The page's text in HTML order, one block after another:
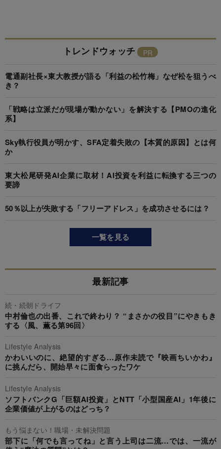
トレンドウォッチ
電通副社長×東大教授が語る「利益の松竹梅」なぜ松を狙うべ
き？
「戦略は立派だが現場が動かない」を解決する【PMOの進化
系】
Sky執行役員が明かす、SFA定着失敗の【本質的原因】とは何
か
東大松尾研発AI企業に取材！AI投資を利益に転換する三つの
要諦
50％以上が失敗する「フリーアドレス」を成功させるには？
一覧を見る
最新記事
続・続朝ドライフ
中村倫也の出番、これで終わり？ “まさかの役目”にやきもき
する〈風、薫る第96回〉
Lifestyle Analysis
かわいいのに、絶望的すぎる…原作未読で『映画ちいかわ』
に挑んだら、開始早々に面食らったワケ
Lifestyle Analysis
ソフトバンクG「巨額AI投資」とNTT「小型国産AI」1年後に
企業価値が上がるのはどっち？
もう悩まない！職場・未解決問題
部下に「何でも言ってね」と言う上司は二流…では、一流が